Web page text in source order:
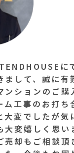
に
まして、誠に有
ンションのご購
ム工事のお打ち
大変でしたが気
大変嬉しく思い
売却もご相談頂